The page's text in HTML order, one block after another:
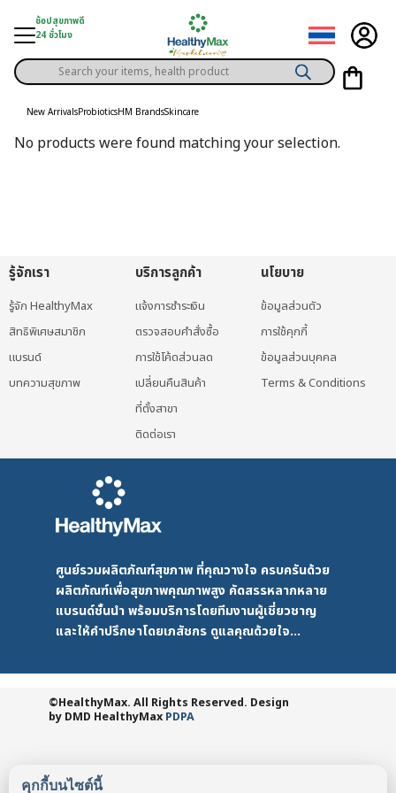
content
ช้อปสุขภาพดี
24 ชั่วโมง
Solution
Products
search
New ArrivalsProbioticsHM BrandsSkincare
No products were found matching your selection.
คุกกี้บนไซต์นี้
รู้จักเรา
รู้จัก HealthyMax
สิทธิพิเศษสมาชิก
แบรนด์
บทความสุขภาพ
บริการลูกค้า
แจ้งการชำระเงิน
ตรวจสอบคำสั่งซื้อ
การใช้โค้ดส่วนลด
เปลี่ยนคืนสินค้า
ที่ตั้งสาขา
ติดต่อเรา
นโยบาย
ข้อมูลส่วนตัว
การใช้คุกกี้
ข้อมูลส่วนบุคคล
Terms & Conditions
ศูนย์รวมผลิตภัณฑ์สุขภาพ ที่คุณวางใจ ครบครันด้วย
ผลิตภัณฑ์เพื่อสุขภาพคุณภาพสูง คัดสรรหลากหลาย
แบรนด์ชั้นนำ พร้อมบริการโดยทีมงานผู้เชี่ยวชาญ
และให้คำปรึกษาโดยเภสัชกร ดูแลคุณด้วยใจ...
©HealthyMax. All Rights Reserved. Design
by DMD HealthyMax PDPA